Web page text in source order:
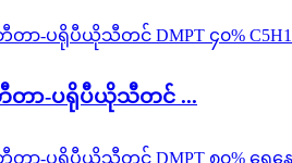
တာ-ပရိုပီယိုသီတင် ...